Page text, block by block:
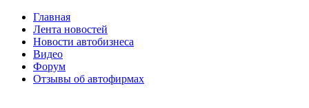
Главная
Лента новостей
Новости автобизнеса
Видео
Форум
Отзывы об автофирмах